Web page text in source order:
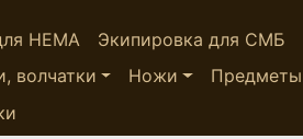
HEMA Экипировка для СМБ
волчатки Ножи